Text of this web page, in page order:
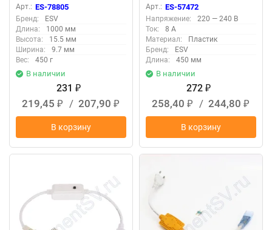
Арт.: ES-78805
Бренд:
ESV
Длина:
1000 мм
Высота:
15.5 мм
Ширина:
9.7 мм
Вес:
450 г
В наличии
231 ₽
219,45 ₽ / 207,90 ₽
В корзину
Арт.: ES-57472
Напряжение:
220 — 240 В
Ток:
8 А
Материал:
Пластик
Бренд:
ESV
Длина:
450 мм
В наличии
272 ₽
258,40 ₽ / 244,80 ₽
В корзину